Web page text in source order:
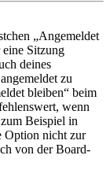
„Angemeldet
Sitzung
deines
zu
bleiben“ beim
wenn
Beispiel in
Option nicht zur
von der Board-